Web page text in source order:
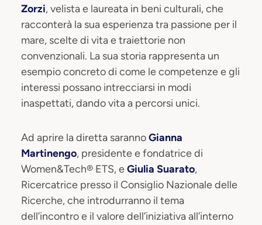
Zorzi, velista e laureata in beni culturali, che
racconterà la sua esperienza tra passione per il
mare, scelte di vita e traiettorie non
convenzionali. La sua storia rappresenta un
esempio concreto di come le competenze e gli
interessi possano intrecciarsi in modi
inaspettati, dando vita a percorsi unici.
Ad aprire la diretta sarannoGianna
Martinengo, presidente e fondatrice di
Women&Tech® ETS, eGiulia Suarato,
Ricercatrice presso il Consiglio Nazionale delle
Ricerche, che introdurranno il tema
dell’incontro e il valore dell’iniziativa all’interno